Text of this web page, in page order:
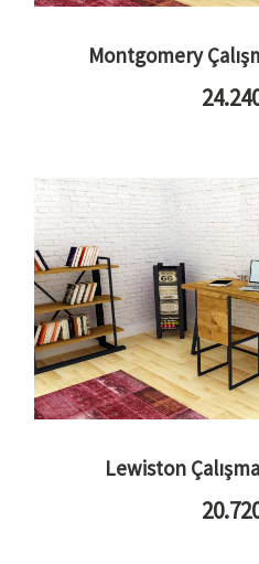
Montgomery
Lewiston